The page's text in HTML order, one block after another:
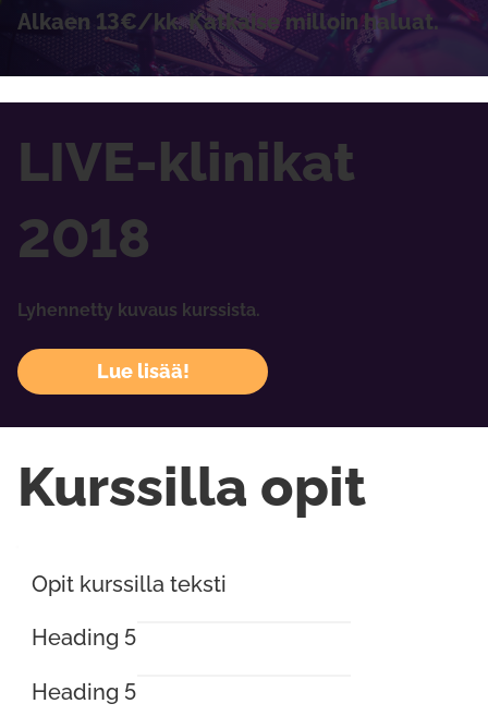
Alkaen 13€/kk. Katkaise milloin haluat.
LIVE-klinikat
2018
Lyhennetty kuvaus kurssista.
Lue lisää!
Kurssilla opit
Opit kurssilla teksti
Heading 5
Heading 5